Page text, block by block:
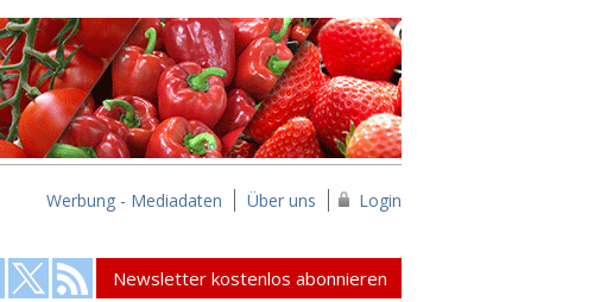
Werbung - Mediadaten Über uns Login
Newsletter kostenlos abonnieren